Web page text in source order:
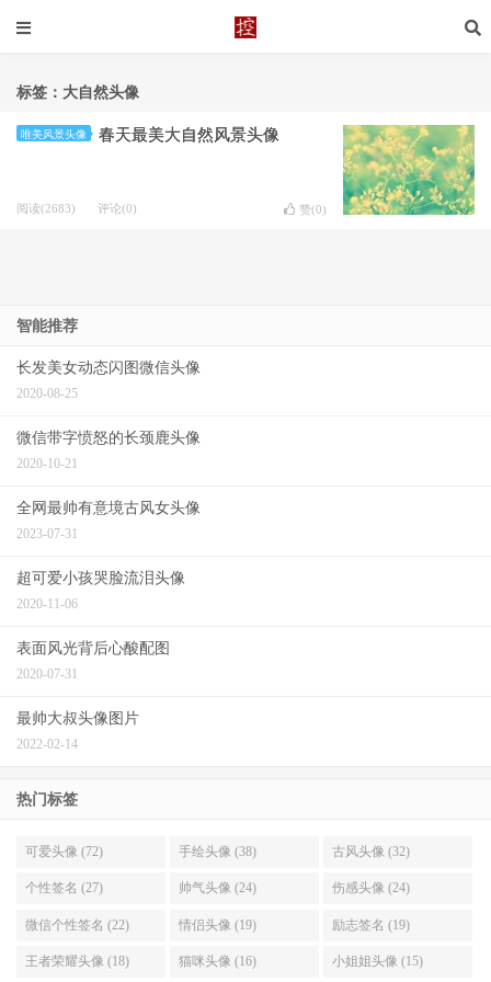
标签：大自然头像
唯美风景头像 春天最美大自然风景头像
阅读(2683) 评论(0) 赞(0)
智能推荐
长发美女动态闪图微信头像
2020-08-25
微信带字愤怒的长颈鹿头像
2020-10-21
全网最帅有意境古风女头像
2023-07-31
超可爱小孩哭脸流泪头像
2020-11-06
表面风光背后心酸配图
2020-07-31
最帅大叔头像图片
2022-02-14
热门标签
可爱头像 (72) 手绘头像 (38) 古风头像 (32)
个性签名 (27) 帅气头像 (24) 伤感头像 (24)
微信个性签名 (22) 情侣头像 (19) 励志签名 (19)
王者荣耀头像 (18) 猫咪头像 (16) 小姐姐头像 (15)